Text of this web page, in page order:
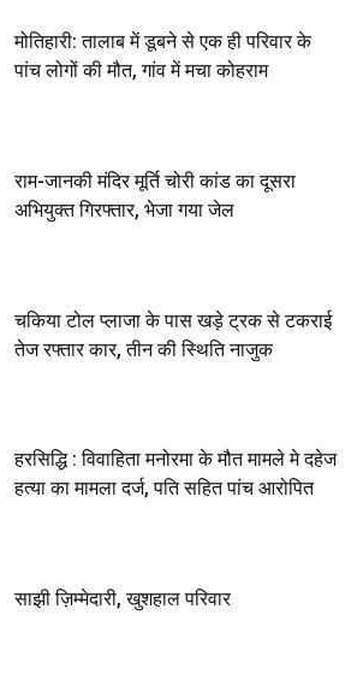
मोतिहारी: तालाब में डूबने से एक ही परिवार के
पांच लोगों की मौत, गांव में मचा कोहराम
राम-जानकी मंदिर मूर्ति चोरी कांड का दूसरा
अभियुक्त गिरफ्तार, भेजा गया जेल
चकिया टोल प्लाजा के पास खड़े ट्रक से टकराई
तेज रफ्तार कार, तीन की स्थिति नाजुक
हरसिद्धि : विवाहिता मनोरमा के मौत मामले मे दहेज
हत्या का मामला दर्ज, पति सहित पांच आरोपित
साझी ज़िम्मेदारी, खुशहाल परिवार